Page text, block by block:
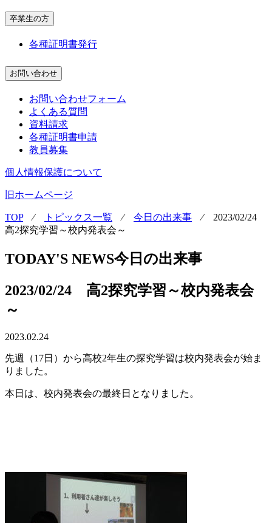
卒業生の方
各種証明書発行
お問い合わせ
お問い合わせフォーム
よくある質問
資料請求
各種証明書申請
教員募集
個人情報保護について
旧ホームページ
TOP⁄ トピックス一覧 ⁄ 今日の出来事 ⁄ 2023/02/24
高2探究学習～校内発表会～
TODAY'S NEWS今日の出来事
2023/02/24 高2探究学習～校内発表会
～
2023.02.24
先週（17日）から高校2年生の探究学習は校内発表会が始ま
りました。
本日は、校内発表会の最終日となりました。